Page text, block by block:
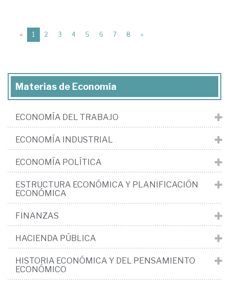
« 1 (current)
2 3 4 5 6 7 8 »
Materias de Economía
ECONOMÍA DEL TRABAJO
ECONOMÍA INDUSTRIAL
ECONOMÍA POLÍTICA
ESTRUCTURA ECONÓMICA Y PLANIFICACIÓN
ECONÓMICA
FINANZAS
HACIENDA PÚBLICA
HISTORIA ECONÓMICA Y DEL PENSAMIENTO
ECONÓMICO